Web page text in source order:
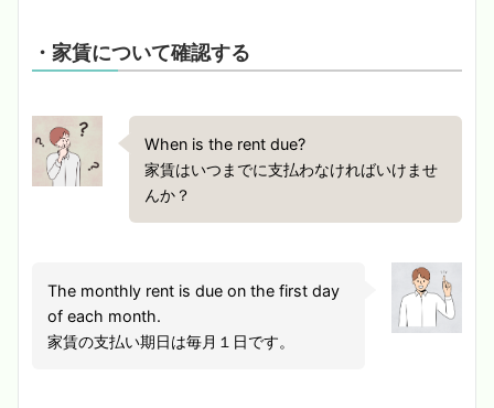
・家賃について確認する
When is the rent due?
家賃はいつまでに支払わなければいけませ
んか？
The monthly rent is due on the first day
of each month.
家賃の支払い期日は毎月１日です。